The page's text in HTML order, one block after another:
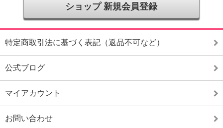
ショップ 新規会員登録
特定商取引法に基づく表記（返品不可など）
公式ブログ
マイアカウント
お問い合わせ